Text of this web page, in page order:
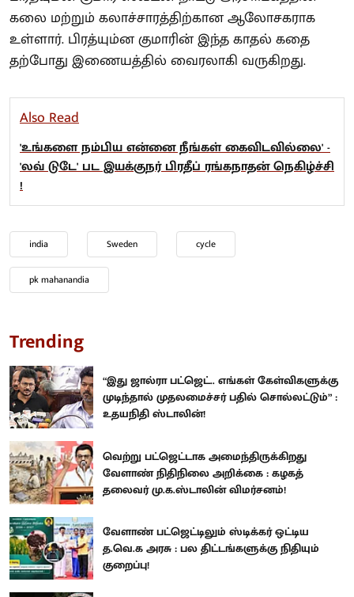
கலை மற்றும் கலாச்சாரத்திற்கான ஆலோசகராக
உள்ளார். பிரத்யும்ன குமாரின் இந்த காதல் கதை
தற்போது இணையத்தில் வைரலாகி வருகிறது.
Also Read
'உங்களை நம்பிய என்னை நீங்கள் கைவிடவில்லை' -
'லவ் டுடே' பட இயக்குநர் பிரதீப் ரங்கநாதன் நெகிழ்ச்சி
!
india Sweden cycle
pk mahanandia
Trending
“இது ஜால்ரா பட்ஜெட்.. எங்கள் கேள்விகளுக்கு
முடிந்தால் முதலமைச்சர் பதில் சொல்லட்டும்” :
உதயநிதி ஸ்டாலின்!
வெற்று பட்ஜெட்டாக அமைந்திருக்கிறது
வேளாண் நிதிநிலை அறிக்கை : கழகத்
தலைவர் மு.க.ஸ்டாலின் விமர்சனம்!
வேளாண் பட்ஜெட்டிலும் ஸ்டிக்கர் ஒட்டிய
த.வெ.க அரசு : பல திட்டங்களுக்கு நிதியும்
குறைப்பு!